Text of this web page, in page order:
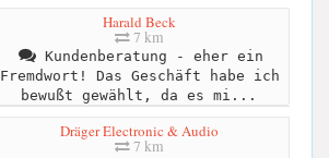
Harald Beck
7 km
Kundenberatung - eher ein
Fremdwort! Das Geschäft habe ich
bewußt gewählt, da es mi...
Dräger Electronic & Audio
7 km